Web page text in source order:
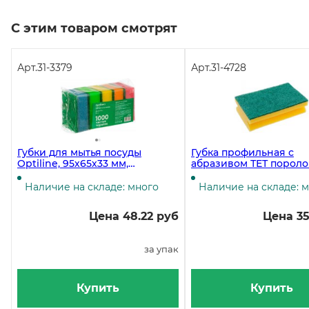
С этим товаром смотрят
Арт.31-3379
Губки для мытья посуды
Optiline, 95х65х33 мм,
поролоновые, 5 штук
Наличие на складе: много
Цена 48.22 руб
за упак
Купить
Арт.31-4728
Губка профильная с
абразивом ТЕТ
140х90х43 мм, без
Наличие на складе:
Цена
Купить